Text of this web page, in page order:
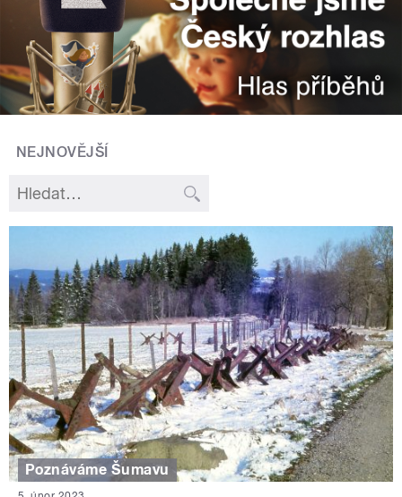
NEJNOVĚJŠÍ
Poznáváme Šumavu